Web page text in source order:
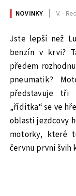
NOVINKY V. -
Jste lepší než
benzín v krvi?
předem
pneumatik?
představuje tři
„řídítka“ se ve
oblasti jezdcovy
motorky, které
červnu první švih